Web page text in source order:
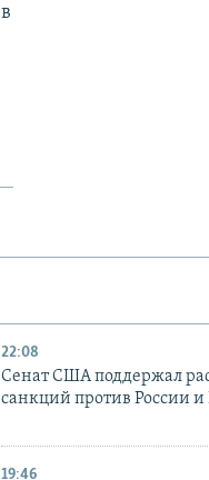
в
22:08
Сенат США поддержал
санкций против России
19:46